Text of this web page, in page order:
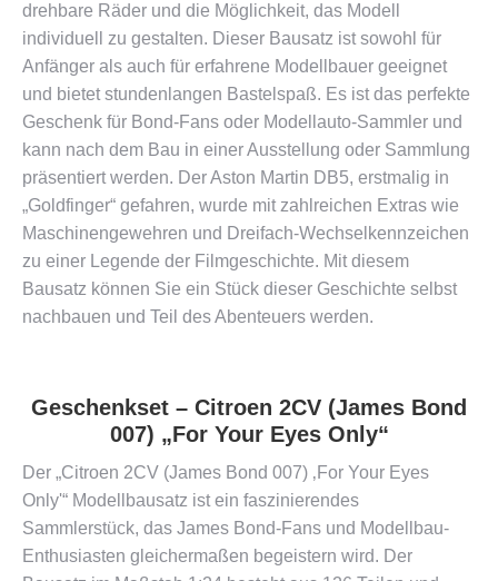
drehbare Räder und die Möglichkeit, das Modell
individuell zu gestalten. Dieser Bausatz ist sowohl für
Anfänger als auch für erfahrene Modellbauer geeignet
und bietet stundenlangen Bastelspaß. Es ist das perfekte
Geschenk für Bond-Fans oder Modellauto-Sammler und
kann nach dem Bau in einer Ausstellung oder Sammlung
präsentiert werden. Der Aston Martin DB5, erstmalig in
„Goldfinger“ gefahren, wurde mit zahlreichen Extras wie
Maschinengewehren und Dreifach-Wechselkennzeichen
zu einer Legende der Filmgeschichte. Mit diesem
Bausatz können Sie ein Stück dieser Geschichte selbst
nachbauen und Teil des Abenteuers werden​​.
Geschenkset – Citroen 2CV (James Bond
007) „For Your Eyes Only“
Der „Citroen 2CV (James Bond 007) ‚For Your Eyes
Only'“ Modellbausatz ist ein faszinierendes
Sammlerstück, das James Bond-Fans und Modellbau-
Enthusiasten gleichermaßen begeistern wird. Der